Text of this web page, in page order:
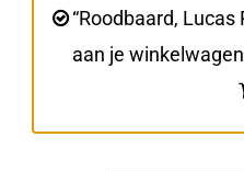
Steun BONAS
Winkelwagen“Roodbaard,
aan je